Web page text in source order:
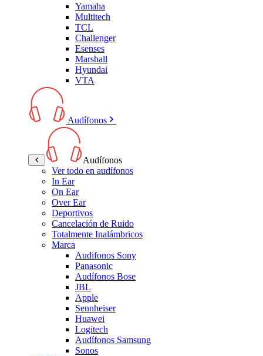
Yamaha
Multitech
TCL
Challenger
Esenses
Marshall
Hyundai
VTA
Audífonos
Audífonos
Ver todo en audífonos
In Ear
On Ear
Over Ear
Deportivos
Cancelación de Ruido
Totalmente Inalámbricos
Marca
Audifonos Sony
Panasonic
Audífonos Bose
JBL
Apple
Sennheiser
Huawei
Logitech
Audífonos Samsung
Sonos